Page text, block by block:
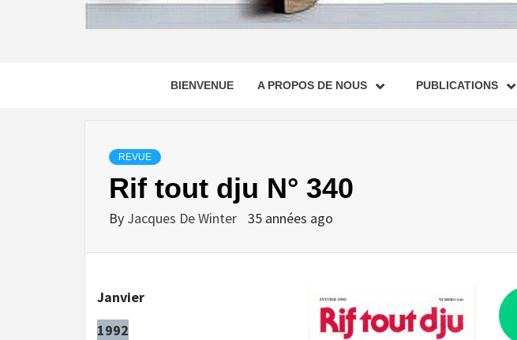
BIENVENUE A PROPOS DE NOUS PUBLICATIONS
REVUE
Rif tout dju N° 340
By Jacques De Winter 35 années ago
Janvier
1992